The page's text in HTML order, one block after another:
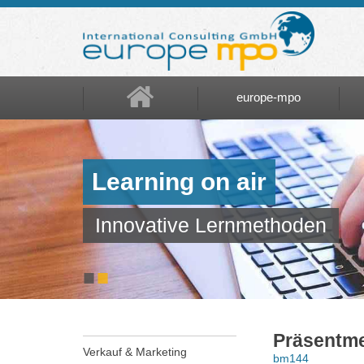
europe-mpo
europe-mpo
Referenzen
Über uns
Jobs
Learning on air
Innovative Lernmethoden
■■
Verkauf & Marketing
bm144